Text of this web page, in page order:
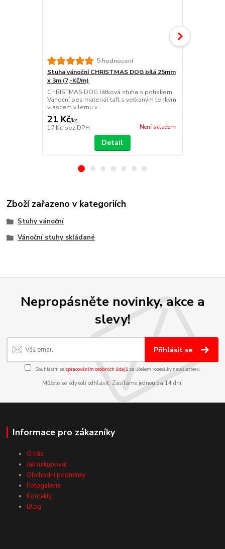
5 hodnocení
Stuha vánoční CHRISTMAS DOG bílá 25mm
x 3m (7,-Kč/m)
CHRISTMAS DOG látková stuha s potiskem
Vánoční pes materiál taft s vetkaným tenkým
vlascem v lemu v...
21 Kč/ks
17 Kč bez DPH Není skladem
Detail
Zboží zařazeno v kategoriích
Stuhy vánoční
Vánoční stuhy skládané
Nepropásněte novinky, akce a
slevy!
Přihlásit se
Souhlasím se zpracováním osobních údajůza účelem rozesílky newsletteru.
Můžete se kdykoli odhlásit. Zasíláme jednou za 14 dní.
Informace pro zákazníky
O nás
Jak nakupovat
Obchodní podmínky
Fotogalerie
Kontakty
Blog